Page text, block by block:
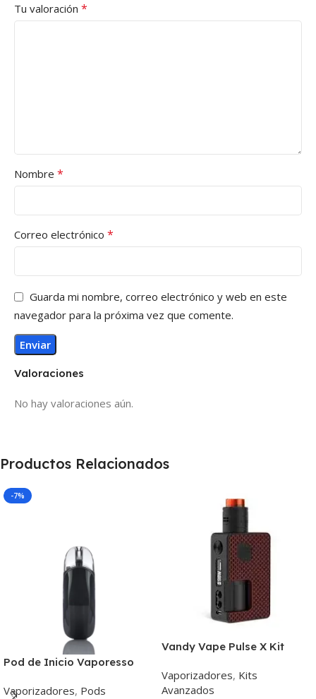
Valoraciones
No hay valoraciones aún.
Tu valoración *
Nombre *
Correo electrónico *
Guarda mi nombre, correo electrónico y web en este
navegador para la próxima vez que comente.
Productos Relacionados
-7%
Pod de Inicio Vaporesso
Vaporizadores, Pods
Vandy Vape Pulse X Kit
Vaporizadores, Kits
Avanzados